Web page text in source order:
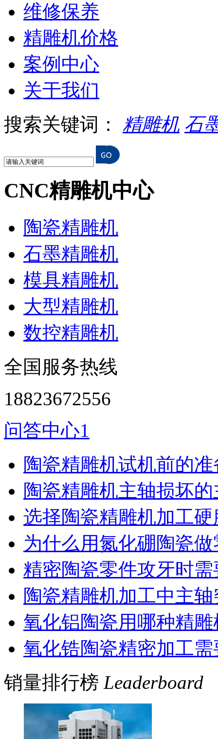
维修保养
精雕机价格
案例中心
关于我们
搜索关键词： 精雕机 石
CNC精雕机中心
陶瓷精雕机
石墨精雕机
模具精雕机
大型精雕机
数控精雕机
全国服务热线
18823672556
问答中心1
陶瓷精雕机试机前的
陶瓷精雕机主轴损坏
选择陶瓷精雕机加工
为什么用氮化硼陶瓷
精密陶瓷零件攻牙时
陶瓷精雕机加工中主
氧化铝陶瓷用哪种精
氧化锆陶瓷精密加工
销量排行榜 Leaderboard